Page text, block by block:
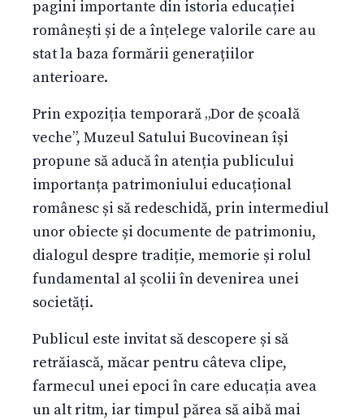
pagini importante din istoria educației
românești și de a înțelege valorile care au
stat la baza formării generațiilor
anterioare.
Prin expoziția temporară „Dor de școală
veche”, Muzeul Satului Bucovinean își
propune să aducă în atenția publicului
importanța patrimoniului educațional
românesc și să redeschidă, prin intermediul
unor obiecte și documente de patrimoniu,
dialogul despre tradiție, memorie și rolul
fundamental al școlii în devenirea unei
societăți.
Publicul este invitat să descopere și să
retrăiască, măcar pentru câteva clipe,
farmecul unei epoci în care educația avea
un alt ritm, iar timpul părea să aibă mai